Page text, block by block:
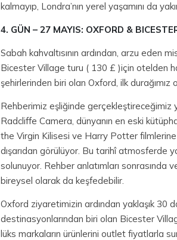
kalmayıp, Londra’nın yerel yaşamını da
4.⁠ ⁠GÜN – 27 MAYIS: OXFORD &
Sabah kahvaltısının ardından, arzu eden
Bicester Village turu ( 130 £ )için otelden
şehirlerinden biri olan Oxford, ilk durağımız
Rehberimiz eşliğinde gerçekleştireceğimiz
Radcliffe Camera, dünyanın en eski
the Virgin Kilisesi ve Harry Potter
dışarıdan görülüyor. Bu tarihî atmosferde
solunuyor. Rehber anlatımları sonrasında
bireysel olarak da keşfedebilir.
Oxford ziyaretimizin ardından yaklaşık 30
destinasyonlarından biri olan Bicester
lüks markaların ürünlerini outlet fiyatlarla